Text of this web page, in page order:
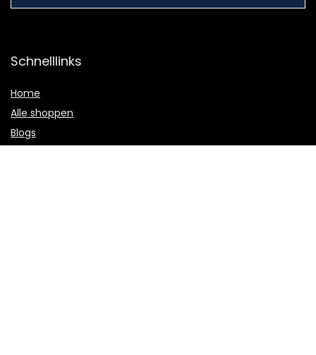
Schnelllinks
Home
Alle shoppen
Blogs